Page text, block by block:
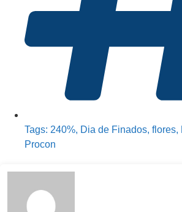
Tags: 240%, Dia de Finados, flores,
Procon